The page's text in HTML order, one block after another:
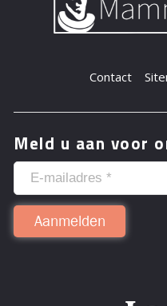
Contact
Meld u aan voor